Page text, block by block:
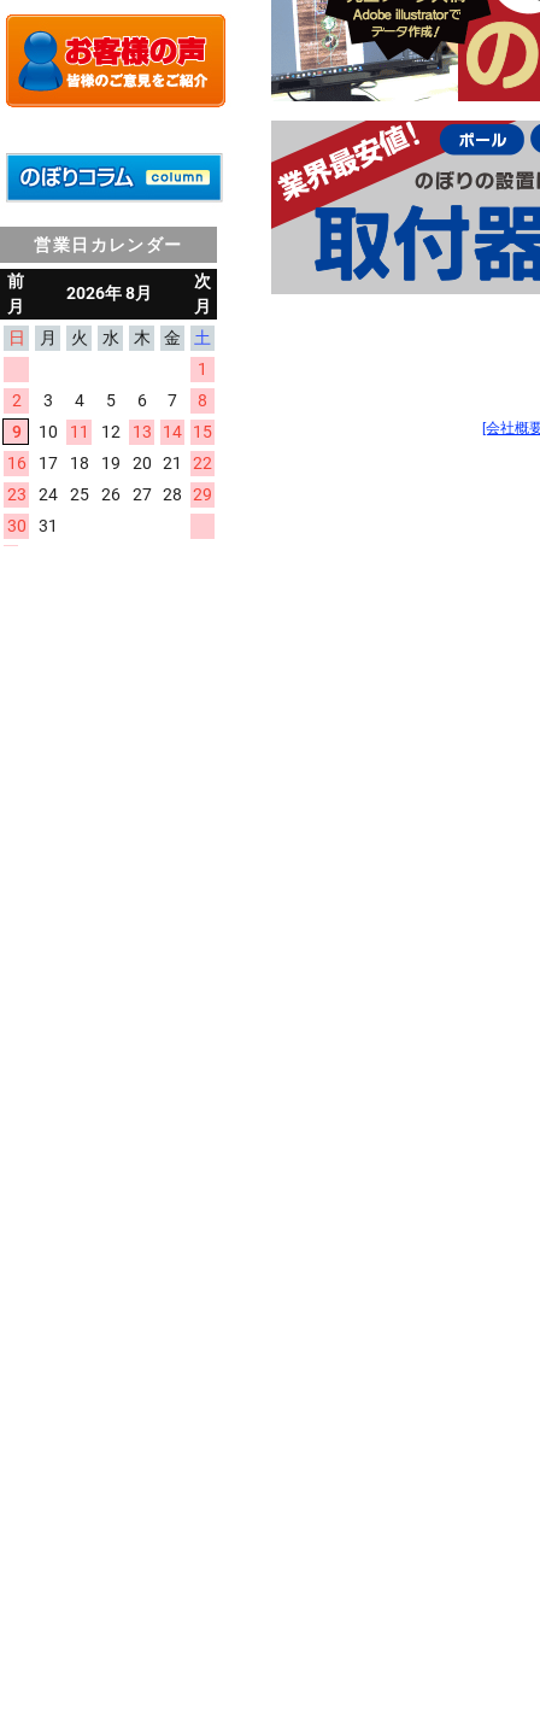
営業日カレンダー
[会社概